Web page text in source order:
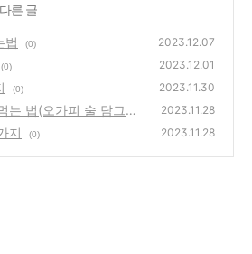
른 글
법 (0) 2023.12.07
(0) 2023.12.01
(0) 2023.11.30
는 법(오가피 술 담그는
2023.11.28
지 (0) 2023.11.28